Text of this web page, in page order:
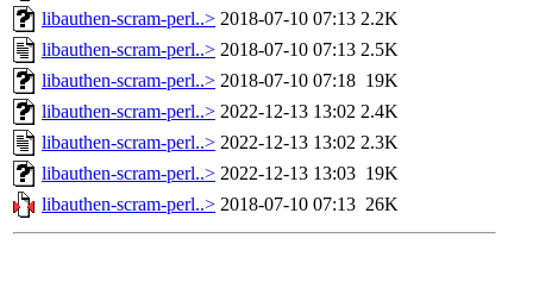
libauthen-scram-perl..> 2018-07-10 07:13 2.2K
libauthen-scram-perl..> 2018-07-10 07:13 2.5K
libauthen-scram-perl..> 2018-07-10 07:18 19K
libauthen-scram-perl..> 2022-12-13 13:02 2.4K
libauthen-scram-perl..> 2022-12-13 13:02 2.3K
libauthen-scram-perl..> 2022-12-13 13:03 19K
libauthen-scram-perl..> 2018-07-10 07:13 26K